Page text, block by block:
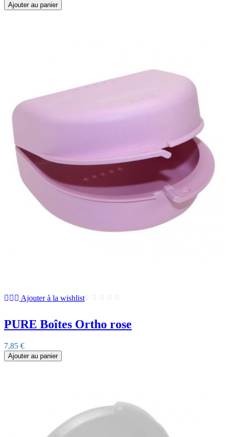
Ajouter au panier
Ajouter à la wishlist
PURE Boîtes Ortho rose
7,85 €
Ajouter au panier